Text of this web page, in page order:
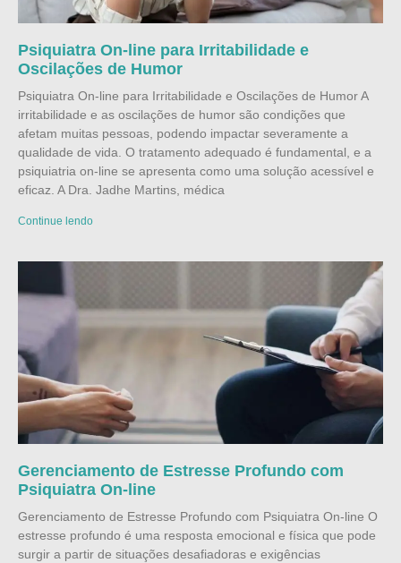
Psiquiatra On-line para Irritabilidade e
Oscilações de Humor
Psiquiatra On-line para Irritabilidade e Oscilações de Humor A
irritabilidade e as oscilações de humor são condições que
afetam muitas pessoas, podendo impactar severamente a
qualidade de vida. O tratamento adequado é fundamental, e a
psiquiatria on-line se apresenta como uma solução acessível e
eficaz. A Dra. Jadhe Martins, médica
Continue lendo
Gerenciamento de Estresse Profundo com
Psiquiatra On-line
Gerenciamento de Estresse Profundo com Psiquiatra On-line O
estresse profundo é uma resposta emocional e física que pode
surgir a partir de situações desafiadoras e exigências